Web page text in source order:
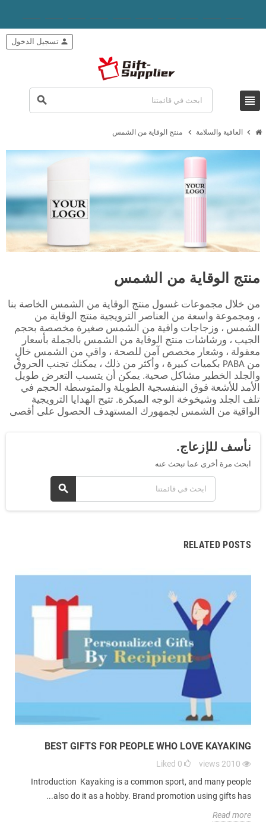
view_headline
search
person تسجيل الدخول
chevron_right العافية والسلامة chevron_right منتج الوقاية من الشمس
منتج الوقاية من الشمس
من خلال مجموعات غسول منتج الوقاية من الشمس الخاصة بنا
، ومجموعة واسعة من العناصر الترويجية منتج الوقاية من
الشمس ، وزجاجات واقية من الشمس صغيرة مخصصة بحجم
الجيب ، ورشاشات منتج الوقاية من الشمس بالجملة بأسعار
معقولة ، وشعار مخصص آمن للصحة ، واقي من الشمس خالٍ
من PABA بكميات كبيرة ، وأكثر من ذلك ، يمكنك تجنب الحروق
والجلد الخطير مشاكل صحية. يمكن أن يتسبب التعرض طويل
الأمد للأشعة فوق البنفسجية الطويلة والمتوسطة الحجم في
تلف الجلد وشيخوخة الوجه المبكرة. تتيح الهدايا الترويجية
الواقية من الشمس لجمهورك المستهدف الحصول على أقصى
عرض المزيد من المنتجات
نأسف للإزعاج.
ابحث مرة أخرى عما تبحث عنه
search
RELATED POSTS
BEST GIFTS FOR PEOPLE WHO LOVE KAYAKING
2010
views
0
Liked
Introduction Kayaking is a common sport, and many people
also do it as a hobby. Brand promotion using gifts has...
Read more